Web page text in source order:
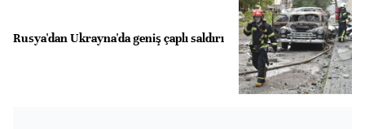
Rusya'dan Ukrayna'da geniş çaplı saldırı